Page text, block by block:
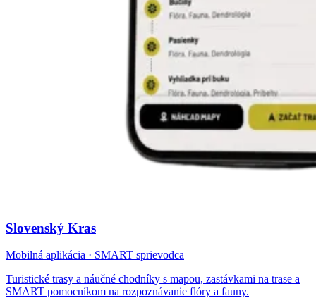
Slovenský Kras
Mobilná aplikácia · SMART sprievodca
Turistické trasy a náučné chodníky s mapou, zastávkami na trase a
SMART pomocníkom na rozpoznávanie flóry a fauny.